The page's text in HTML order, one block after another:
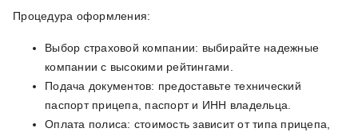
Процедура оформления:
Выбор страховой компании: выбирайте надежные
компании с высокими рейтингами.
Подача документов: предоставьте технический
паспорт прицепа, паспорт и ИНН владельца.
Оплата полиса: стоимость зависит от типа прицепа,